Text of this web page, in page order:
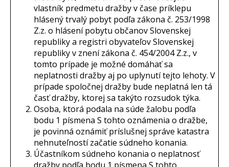
vlastník predmetu dražby v čase príklepu
hlásený trvalý pobyt podľa zákona č. 253/1998
Z.z. o hlásení pobytu občanov Slovenskej
republiky a registri obyvateľov Slovenskej
republiky v znení zákona č. 454/2004 Z.z., v
tomto prípade je možné domáhať sa
neplatnosti dražby aj po uplynutí tejto lehoty. V
prípade spoločnej dražby bude neplatná len tá
časť dražby, ktorej sa takýto rozsudok týka.
Osoba, ktorá podala na súde žalobu podľa
bodu 1 písmena S tohto oznámenia o dražbe,
je povinná oznámiť príslušnej správe katastra
nehnuteľností začatie súdneho konania.
Účastníkom súdneho konania o neplatnosť